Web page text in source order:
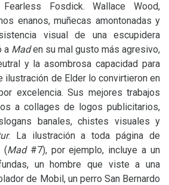
Fosdick. Wallace Wood,
enanos, muñecas amontonadas y
visual de una escupidera
a Maden su mal gusto más agresivo,
y la asombrosa capacidad para
de Elder lo convirtieron en
excelencia. Sus mejores trabajos
a collages de logos publicitarios,
banales, chistes visuales y
. La ilustración a toda página de
(Mad#7), por ejemplo, incluye a un
un hombre que viste a una
de Mobil, un perro San Bernardo